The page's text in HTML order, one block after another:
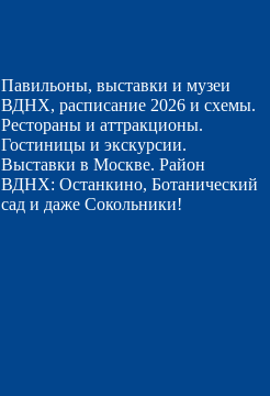
Павильоны, выставки и музеи
ВДНХ, расписание 2026 и схемы.
Рестораны и аттракционы.
Гостиницы и экскурсии.
Выставки в Москве. Район
ВДНХ: Останкино, Ботанический
сад и даже Сокольники!